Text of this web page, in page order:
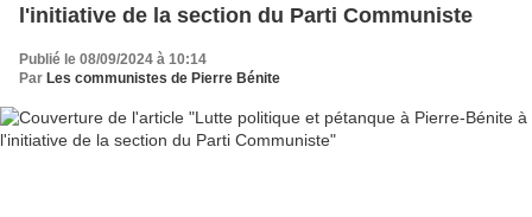
l'initiative de la section du Parti Communiste
Publié le 08/09/2024 à 10:14
Par Les communistes de Pierre Bénite